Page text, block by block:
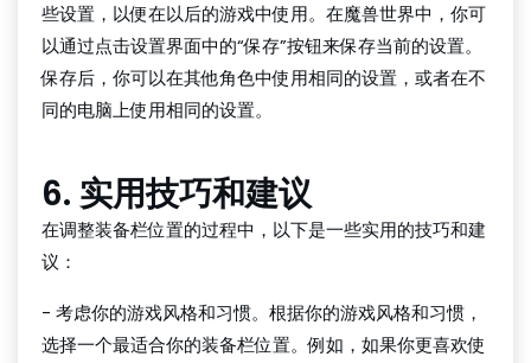
些设置，以便在以后的游戏中使用。在魔兽世界中，你可
以通过点击设置界面中的“保存”按钮来保存当前的设置。
保存后，你可以在其他角色中使用相同的设置，或者在不
同的电脑上使用相同的设置。
6. 实用技巧和建议
在调整装备栏位置的过程中，以下是一些实用的技巧和建
议：
- 考虑你的游戏风格和习惯。根据你的游戏风格和习惯，
选择一个最适合你的装备栏位置。例如，如果你更喜欢使